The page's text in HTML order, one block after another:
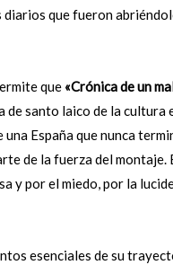
diarios que fueron
que «Crónica de un
de santo laico de la
España que nunca
de la fuerza del
y por el miedo, por la
esenciales de su